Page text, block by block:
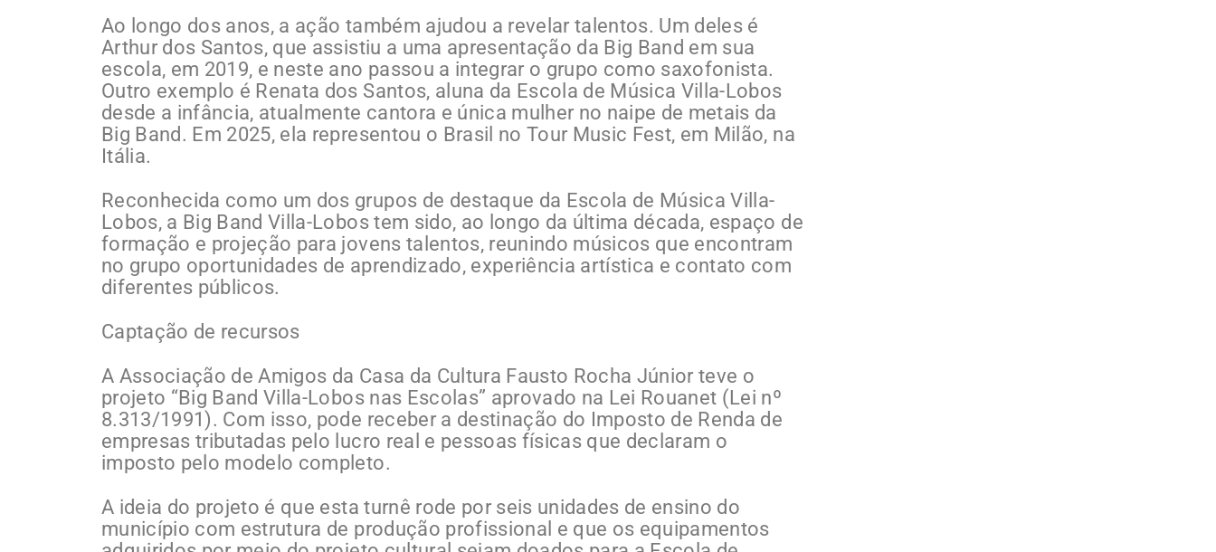
Ao longo dos anos, a ação também ajudou a revelar talentos. Um deles é
Arthur dos Santos, que assistiu a uma apresentação da Big Band em sua
escola, em 2019, e neste ano passou a integrar o grupo como saxofonista.
Outro exemplo é Renata dos Santos, aluna da Escola de Música Villa-Lobos
desde a infância, atualmente cantora e única mulher no naipe de metais da
Big Band. Em 2025, ela representou o Brasil no Tour Music Fest, em Milão, na
Itália.
Reconhecida como um dos grupos de destaque da Escola de Música Villa-
Lobos, a Big Band Villa-Lobos tem sido, ao longo da última década, espaço de
formação e projeção para jovens talentos, reunindo músicos que encontram
no grupo oportunidades de aprendizado, experiência artística e contato com
diferentes públicos.
Captação de recursos
A Associação de Amigos da Casa da Cultura Fausto Rocha Júnior teve o
projeto “Big Band Villa-Lobos nas Escolas” aprovado na Lei Rouanet (Lei nº
8.313/1991). Com isso, pode receber a destinação do Imposto de Renda de
empresas tributadas pelo lucro real e pessoas físicas que declaram o
imposto pelo modelo completo.
A ideia do projeto é que esta turnê rode por seis unidades de ensino do
município com estrutura de produção profissional e que os equipamentos